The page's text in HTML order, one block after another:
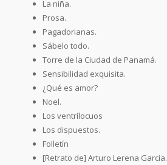
La niña.
Prosa.
Pagadorianas.
Sábelo todo.
Torre de la Ciudad de Panamá.
Sensibilidad exquisita.
¿Qué es amor?
Noel.
Los ventrílocuos
Los dispuestos.
Folletín
[Retrato de] Arturo Lerena García.